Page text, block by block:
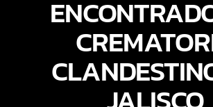
CURRENT TRACK